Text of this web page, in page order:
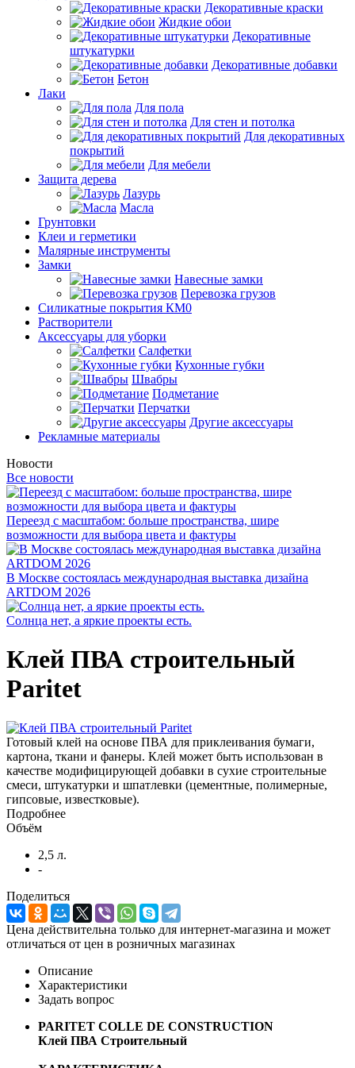
Декоративные краски
Жидкие обои
Декоративные
штукатурки
Декоративные добавки
Бетон
Лаки
Для пола
Для стен и потолка
Для декоративных
покрытий
Для мебели
Защита дерева
Лазурь
Масла
Грунтовки
Клеи и герметики
Малярные инструменты
Замки
Навесные замки
Перевозка грузов
Силикатные покрытия КМ0
Растворители
Аксессуары для уборки
Салфетки
Кухонные губки
Швабры
Подметание
Перчатки
Другие аксессуары
Рекламные материалы
Новости
Все новости
Переезд с масштабом: больше пространства, шире
возможности для выбора цвета и фактуры
В Москве состоялась международная выставка дизайна
ARTDOM 2026
Солнца нет, а яркие проекты есть.
Клей ПВА cтроительный
Paritet
Готовый клей на основе ПВА для приклеивания бумаги,
картона, ткани и фанеры. Клей может быть использован в
качестве модифицирующей добавки в сухие строительные
смеси, штукатурки и шпатлевки (цементные, полимерные,
гипсовые, известковые).
Подробнее
Объём
2,5 л.
-
Поделиться
Цена действительна только для интернет-магазина и может
отличаться от цен в розничных магазинах
Описание
Характеристики
Задать вопрос
PARITET COLLE DE CONSTRUCTION
Клей ПВА Строительный